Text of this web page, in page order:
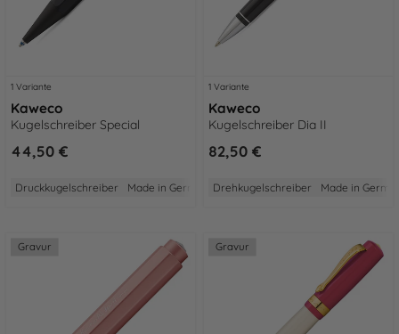
1 Variante
Kaweco
Kugelschreiber Special
44,50 €
Druckkugelschreiber Made in Germany 2 Jahre Garantie Aus Aluminium
1 Variante
Kaweco
Kugelschreiber Dia II
82,50 €
Drehkugelschreiber Made in
Gravur Gravur